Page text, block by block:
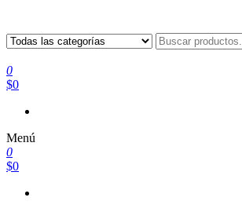
0
$0
Menú
0
$0